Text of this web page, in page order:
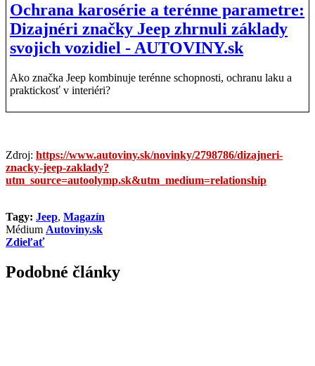
Ochrana karosérie a terénne parametre:
Dizajnéri značky Jeep zhrnuli základy
svojich vozidiel - AUTOVINY.sk
Ako značka Jeep kombinuje terénne schopnosti, ochranu laku a
praktickosť v interiéri?
Zdroj: https://www.autoviny.sk/novinky/2798786/dizajneri-
znacky-jeep-zaklady?
utm_source=autoolymp.sk&utm_medium=relationship
Tagy: Jeep, Magazín
Médium Autoviny.sk
Zdieľať
Podobné články